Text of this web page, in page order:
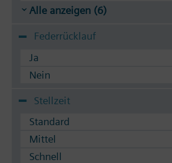
Alle anzeigen (6)
Federrücklauf
Ja
Nein
Stellzeit
Standard
Mittel
Schnell